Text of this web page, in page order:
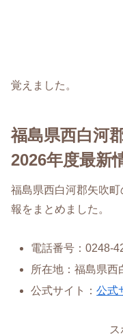
覚えました。
福島県西白河
2026年度最新
福島県西白河郡矢吹
報をまとめました。
電話番号：0248-
所在地：福島県西
公式サイト：公式